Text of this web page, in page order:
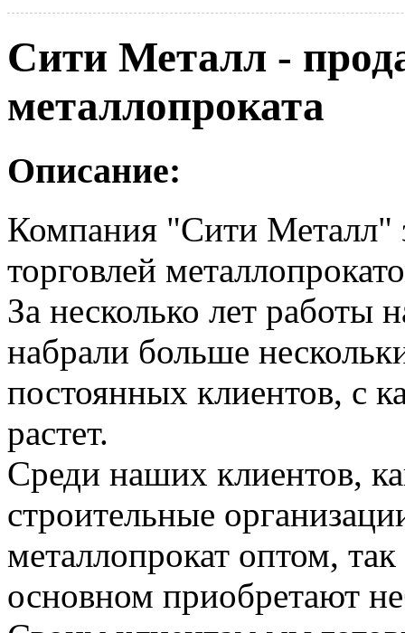
Сити Металл -
металлопроката
Описание:
Компания "Сити Металл"
торговлей
За несколько лет работы
набрали больше
постоянных клиентов, с
растет.
Среди наших клиентов,
строительные
металлопрокат оптом,
основном приобретают